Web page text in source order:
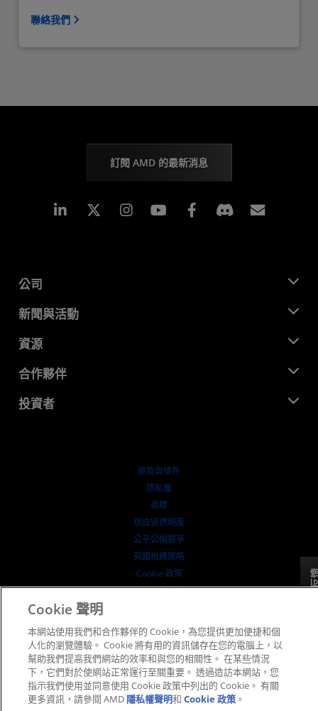
聯絡我們
訂閱 AMD 的最新消息
Linkedin Instagram Facebook
公司
關於 AMD
企業責任
招聘
聯絡我們
新聞與活動
新聞室
媒體庫
資源
開發者中心
案例研究
合作夥伴
AMD 合作夥伴中心
投資者
條款與條件
隱私權
商標
供应链透明度
公平公開競爭
英國稅務策略
Cookie 政策
Cookie 設定
© 2026 Advanced Micro Devices, Inc.
Cookie 聲明
本網站使用我們和合作夥伴的 Cookie，為您提供更加便捷和個
人化的瀏覽體驗。 Cookie 將有用的資訊儲存在您的電腦上，以
幫助我們提高我們網站的效率和與您的相關性。 在某些情況
下，它們對於使網站正常運行至關重要。 透過造訪本網站，您
指示我們使用並同意使用 Cookie 政策中列出的 Cookie。 有關
更多資訊，請參閱 AMD 隱私權聲明和Cookie 政策 。